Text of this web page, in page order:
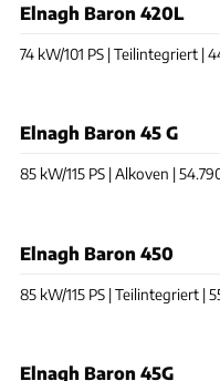
Elnagh Baron 420L
74 kW/101 PS | Teilintegriert |
Elnagh Baron 45 G
85 kW/115 PS | Alkoven |
Elnagh Baron 450
85 kW/115 PS | Teilintegriert |
Elnagh Baron 45G